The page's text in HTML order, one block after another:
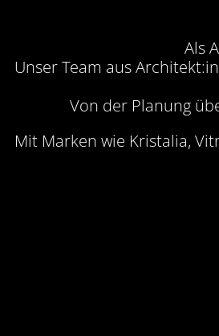
Als
Unser Team aus
Von der Planung
Mit Marken wie Kristalia,